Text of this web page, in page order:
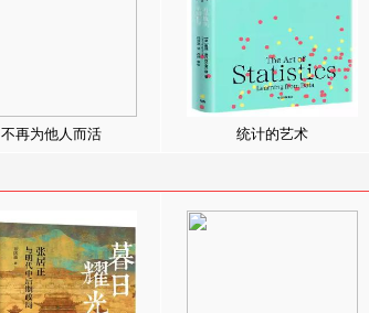
不再为他人而活 统计的艺术